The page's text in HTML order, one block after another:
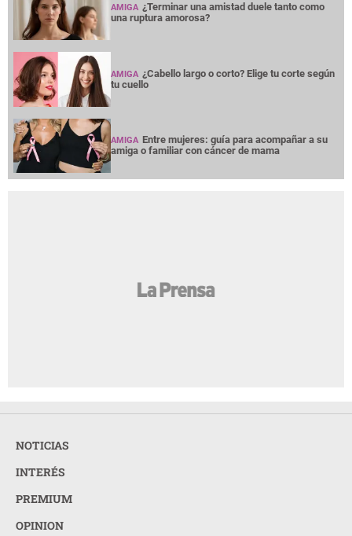
AMIGA ¿Terminar una amistad duele tanto como
una ruptura amorosa?
AMIGA ¿Cabello largo o corto? Elige tu corte según
tu cuello
AMIGA Entre mujeres: guía para acompañar a su
amiga o familiar con cáncer de mama
NOTICIAS
INTERÉS
PREMIUM
OPINION